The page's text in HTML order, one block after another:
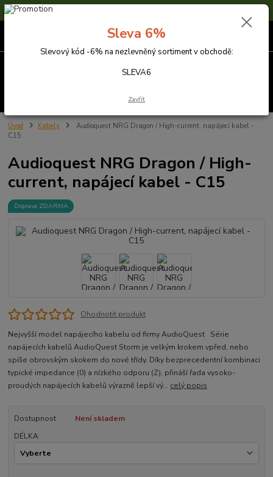
Sleva 6% na nezlevněné zboží s kódem SLEVA6
Úvod Kabely
Audioquest NRG Dragon / High-current, napájecí kabel -
C15
Audioquest NRG Dragon / High-
current, napájecí kabel - C15
Doprava ZDARMA
Ohodnotit produkt
Nejvyšší model napájecího kabelu od firmy AudioQuest Série
napájecích kabelů AudioQuest Storm je velkým krokem vpřed, nebo
spíše obrovským skokem do nové třídy. Díky bezprecedentní kombinaci
typické impedance (0) a nízkého odporu (Z), přináší řada vysoko-
proudých napájecích kabelů výrazně lepší vý... celý popis
Dostupnost
Není skladem
DÉLKA
Sleva 6%
Slevový kód -6% na nezlevněný sortiment v obchodě:
SLEVA6
Zavřít